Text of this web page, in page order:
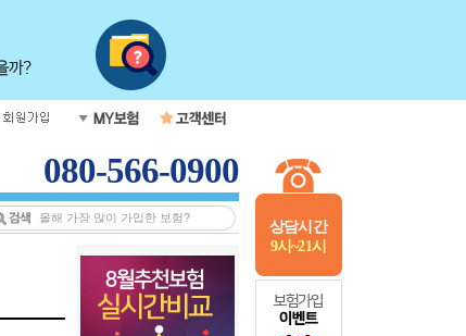
상담시간
9시~21시
080-566-0900